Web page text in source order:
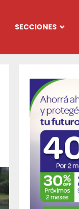
SECCIONES